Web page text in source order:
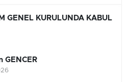
GENEL KURULUNDA KABUL
GENCER